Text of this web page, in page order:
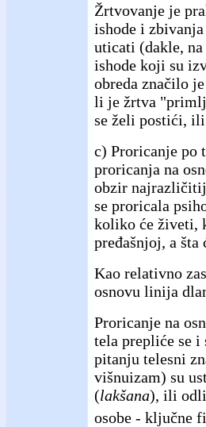
Žrtvovanje je
ishode i
uticati (dakle,
ishode koji su
obreda značilo
li je žrtva
se želi postići,
c) Proricanje po
proricanja na
obzir
se proricala
koliko će živeti,
pređašnjoj, a
Kao relativno
osnovu linija
Proricanje na
tela prepliće se i
pitanju telesni
višnuizam) su
(lakšana), ili
osobe - ključne